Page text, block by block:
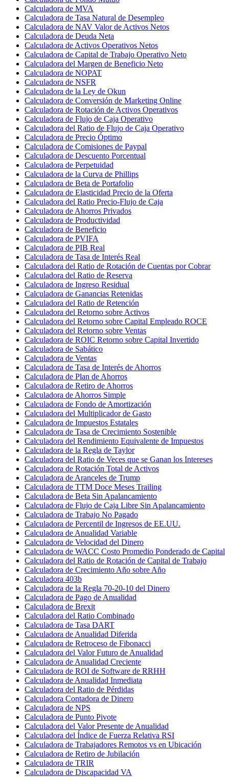
Calculadora de MVA
Calculadora de Tasa Natural de Desempleo
Calculadora de NAV Valor de Activos Netos
Calculadora de Deuda Neta
Calculadora de Activos Operativos Netos
Calculadora de Capital de Trabajo Operativo Neto
Calculadora del Margen de Beneficio Neto
Calculadora de NOPAT
Calculadora de NSFR
Calculadora de la Ley de Okun
Calculadora de Conversión de Marketing Online
Calculadora de Rotación de Activos Operativos
Calculadora de Flujo de Caja Operativo
Calculadora del Ratio de Flujo de Caja Operativo
Calculadora de Precio Óptimo
Calculadora de Comisiones de Paypal
Calculadora de Descuento Porcentual
Calculadora de Perpetuidad
Calculadora de la Curva de Phillips
Calculadora de Beta de Portafolio
Calculadora de Elasticidad Precio de la Oferta
Calculadora del Ratio Precio-Flujo de Caja
Calculadora de Ahorros Privados
Calculadora de Productividad
Calculadora de Beneficio
Calculadora de PVIFA
Calculadora de PIB Real
Calculadora de Tasa de Interés Real
Calculadora del Ratio de Rotación de Cuentas por Cobrar
Calculadora del Ratio de Reserva
Calculadora de Ingreso Residual
Calculadora de Ganancias Retenidas
Calculadora del Ratio de Retención
Calculadora del Retorno sobre Activos
Calculadora del Retorno sobre Capital Empleado ROCE
Calculadora del Retorno sobre Ventas
Calculadora de ROIC Retorno sobre Capital Invertido
Calculadora de Sabático
Calculadora de Ventas
Calculadora de Tasa de Interés de Ahorros
Calculadora de Plan de Ahorros
Calculadora de Retiro de Ahorros
Calculadora de Ahorros Simple
Calculadora de Fondo de Amortización
Calculadora del Multiplicador de Gasto
Calculadora de Impuestos Estatales
Calculadora de Tasa de Crecimiento Sostenible
Calculadora del Rendimiento Equivalente de Impuestos
Calculadora de la Regla de Taylor
Calculadora del Ratio de Veces que se Ganan los Intereses
Calculadora de Rotación Total de Activos
Calculadora de Aranceles de Trump
Calculadora de TTM Doce Meses Trailing
Calculadora de Beta Sin Apalancamiento
Calculadora de Flujo de Caja Libre Sin Apalancamiento
Calculadora de Trabajo No Pagado
Calculadora de Percentil de Ingresos de EE.UU.
Calculadora de Anualidad Variable
Calculadora de Velocidad del Dinero
Calculadora de WACC Costo Promedio Ponderado de Capital
Calculadora del Ratio de Rotación de Capital de Trabajo
Calculadora de Crecimiento Año sobre Año
Calculadora 403b
Calculadora de la Regla 70-20-10 del Dinero
Calculadora de Pago de Anualidad
Calculadora de Brexit
Calculadora del Ratio Combinado
Calculadora de Tasa DART
Calculadora de Anualidad Diferida
Calculadora de Retroceso de Fibonacci
Calculadora del Valor Futuro de Anualidad
Calculadora de Anualidad Creciente
Calculadora de ROI de Software de RRHH
Calculadora de Anualidad Inmediata
Calculadora del Ratio de Pérdidas
Calculadora Contadora de Dinero
Calculadora de NPS
Calculadora de Punto Pivote
Calculadora del Valor Presente de Anualidad
Calculadora del Índice de Fuerza Relativa RSI
Calculadora de Trabajadores Remotos vs en Ubicación
Calculadora de Retiro de Jubilación
Calculadora de TRIR
Calculadora de Discapacidad VA